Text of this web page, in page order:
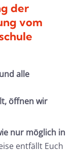
der
vom
alle
öffnen wir
nur möglich in
entfällt Euch